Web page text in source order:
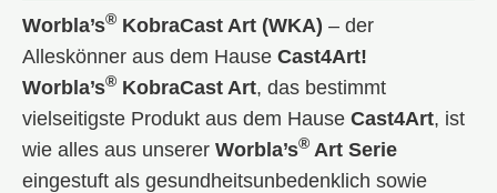
Worbla’s® KobraCast Art (WKA) – der
Alleskönner aus dem Hause Cast4Art!
Worbla’s® KobraCast Art, das bestimmt
vielseitigste Produkt aus dem Hause Cast4Art, ist
wie alles aus unserer Worbla’s® Art Serie
eingestuft als gesundheitsunbedenklich sowie